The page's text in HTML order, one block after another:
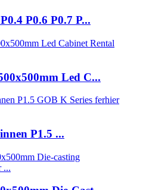
P0.6 P0.7 P...
Led C...
P1.5 ...